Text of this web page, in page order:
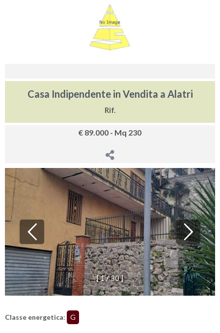
Casa Indipendente in Vendita a Alatri
Rif.
€ 89.000 - Mq 230
[1/30]
Classe energetica: G